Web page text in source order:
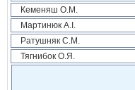
Кеменяш О.М.
Мартинюк А.І.
Ратушняк С.М.
Тягнибок О.Я.